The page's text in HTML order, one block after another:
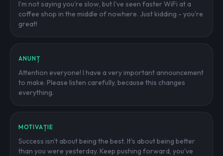
I'm not saying you're slow, but I've seen faster WiFi at a
coffee shop in the middle of nowhere. Just kidding - you're
great!
ANUNȚ
Attention everyone! I have a very important announcement
to make. Please listen carefully, because this changes
everything.
MOTIVAȚIE
Success isn't about being the best. It's about being better
than you were yesterday. Keep pushing forward, you've